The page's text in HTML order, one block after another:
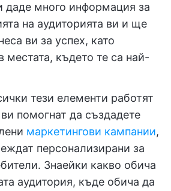
много информация за
на аудиторията ви и ще
ви за успех, като
местата, където те са най-
тези елементи работят
помогнат да създадете
маркетингови кампании,
персонализирани за
Знаейки какво обича
аудитория, къде обича да